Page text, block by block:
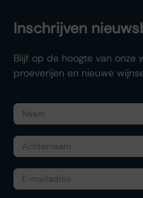
Inschrijven
Blijf op de hoogte van onze
proeverijen en nieuwe